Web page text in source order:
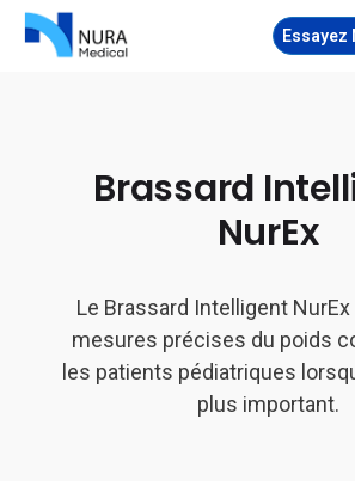
Essayez
Brassard
NurEx
Le Brassard Intelligent
mesures précises du poids
les patients pédiatriques
plus important.